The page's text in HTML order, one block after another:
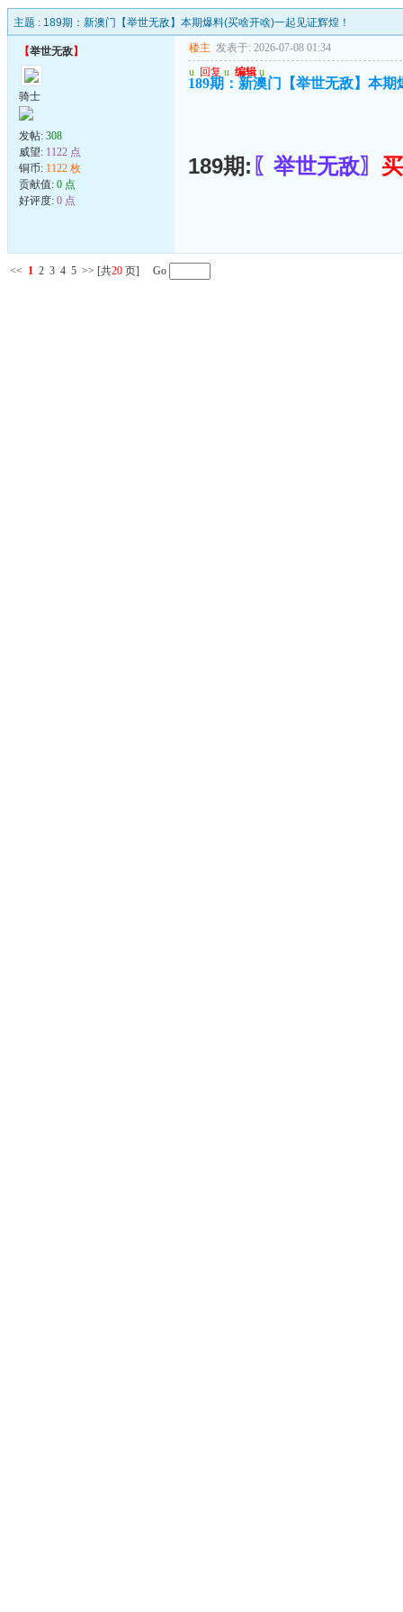
主题 : 189期：新澳门【举世无敌】本期爆料(买啥开啥)一起见证辉煌！
【举世无敌】
骑士
发帖: 308
威望: 1122 点
铜币: 1122 枚
贡献值: 0 点
好评度: 0 点
楼主 发表于: 2026-07-08 01:34
u 回复 u 编辑 u
189期：新澳门【举世无敌】本
189期: 〖举世无敌〗
<< 1 2 3 4 5 >> [共20 页] Go